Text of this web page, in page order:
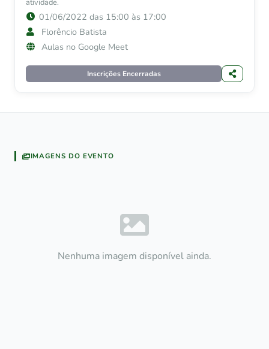
atividade.
01/06/2022 das 15:00 às 17:00
Florêncio Batista
Aulas no Google Meet
Inscrições Encerradas
IMAGENS DO EVENTO
Nenhuma imagem disponível ainda.